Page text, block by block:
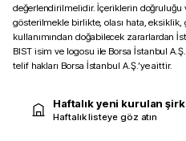
değerlendirilmelidir. İçeriklerin
gösterilmekle birlikte, olası hata,
kullanımından doğabilecek zararlardan
BIST isim ve logosu ile Borsa İstanbul
telif hakları Borsa İstanbul A.Ş.’ye aittir.
Haftalık yeni kurulan
Haftalık listeye göz atın